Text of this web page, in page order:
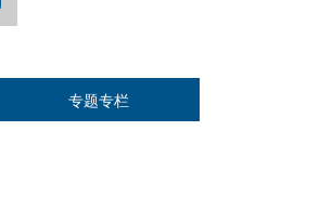
专题专栏